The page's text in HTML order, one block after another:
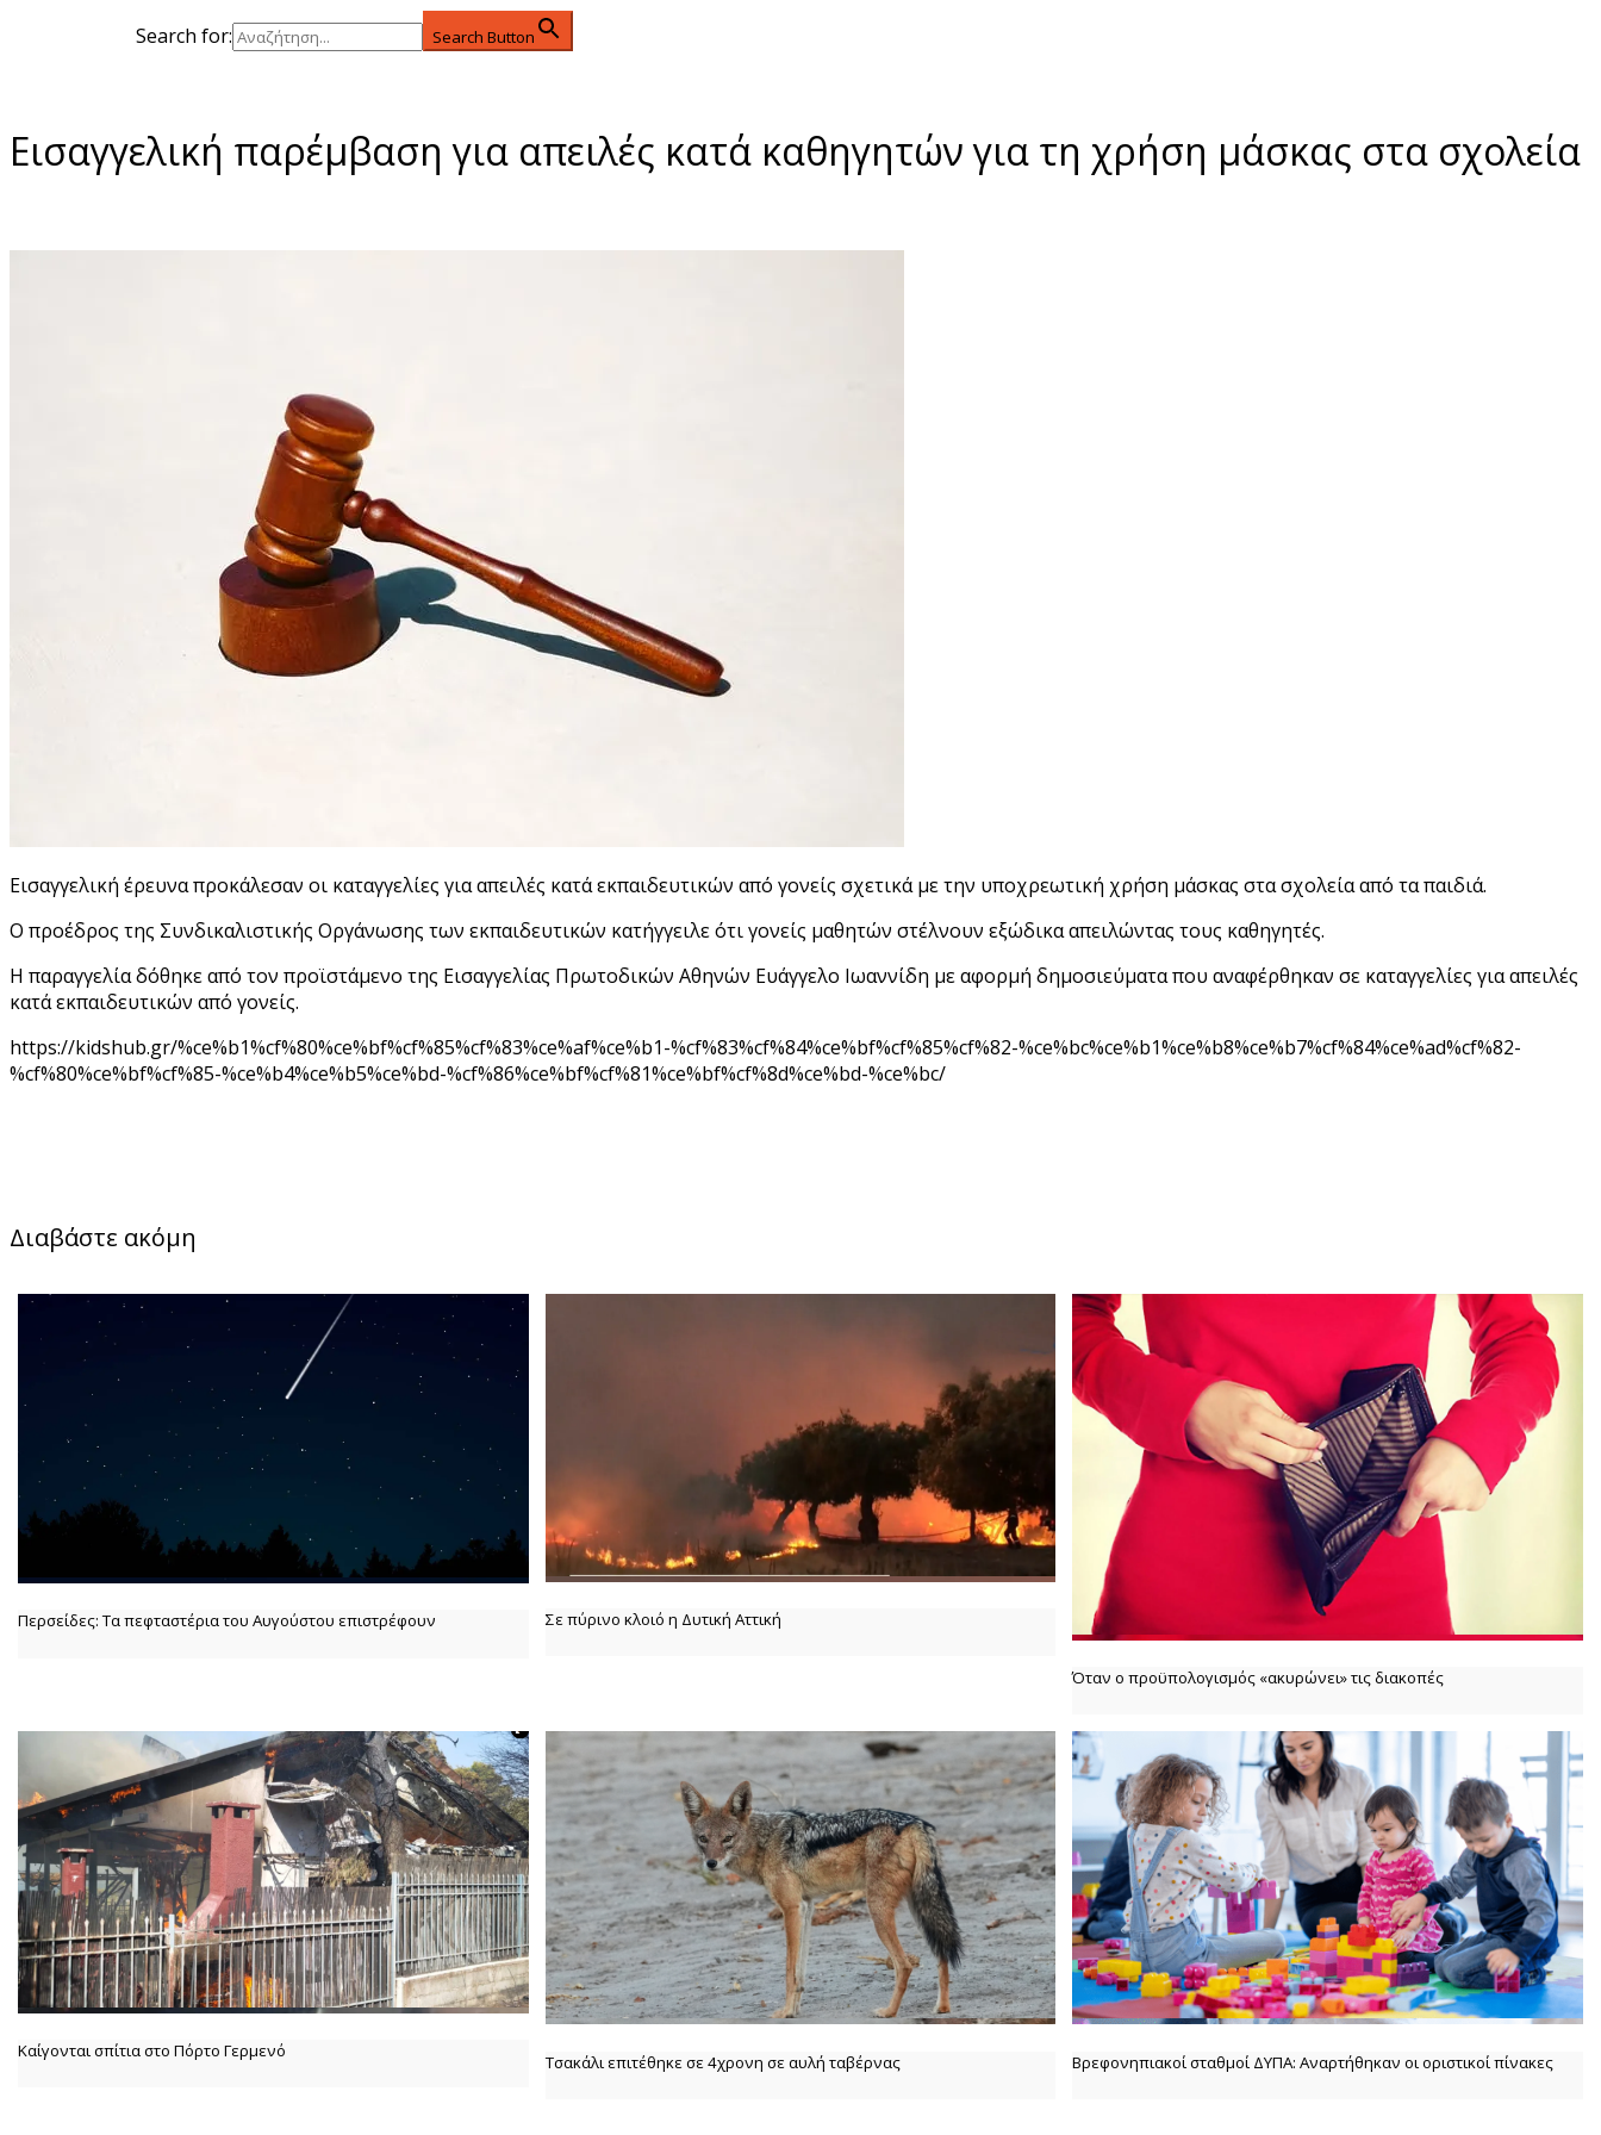
Search for: Search Button
Εισαγγελική παρέμβαση για απειλές κατά καθηγητών για τη χρήση μάσκας στα σχολεία
Εισαγγελική έρευνα προκάλεσαν οι καταγγελίες για απειλές κατά εκπαιδευτικών από γονείς σχετικά με την υποχρεωτική χρήση μάσκας στα σχολεία από τα παιδιά.
Ο προέδρος της Συνδικαλιστικής Οργάνωσης των εκπαιδευτικών κατήγγειλε ότι γονείς μαθητών στέλνουν εξώδικα απειλώντας τους καθηγητές.
Η παραγγελία δόθηκε από τον προϊστάμενο της Εισαγγελίας Πρωτοδικών Αθηνών Ευάγγελο Ιωαννίδη με αφορμή δημοσιεύματα που αναφέρθηκαν σε καταγγελίες για απειλές
κατά εκπαιδευτικών από γονείς.
https://kidshub.gr/%ce%b1%cf%80%ce%bf%cf%85%cf%83%ce%af%ce%b1-%cf%83%cf%84%ce%bf%cf%85%cf%82-%ce%bc%ce%b1%ce%b8%ce%b7%cf%84%ce%ad%cf%82-
%cf%80%ce%bf%cf%85-%ce%b4%ce%b5%ce%bd-%cf%86%ce%bf%cf%81%ce%bf%cf%8d%ce%bd-%ce%bc/
Διαβάστε ακόμη
Περσείδες: Τα πεφταστέρια του Αυγούστου επιστρέφουν Σε πύρινο κλοιό η Δυτική Αττική
Όταν ο προϋπολογισμός «ακυρώνει» τις διακοπές
Καίγονται σπίτια στο Πόρτο Γερμενό
Τσακάλι επιτέθηκε σε 4χρονη σε αυλή ταβέρνας Βρεφονηπιακοί σταθμοί ΔΥΠΑ: Αναρτήθηκαν οι οριστικοί πίνακες